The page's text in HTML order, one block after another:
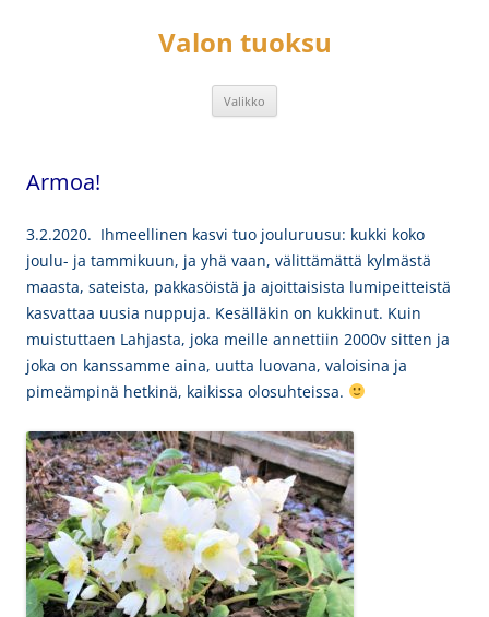
Valon tuoksu
Valikko
Armoa!
3.2.2020. Ihmeellinen kasvi tuo jouluruusu: kukki koko
joulu- ja tammikuun, ja yhä vaan, välittämättä kylmästä
maasta, sateista, pakkasöistä ja ajoittaisista lumipeitteistä
kasvattaa uusia nuppuja. Kesälläkin on kukkinut. Kuin
muistuttaen Lahjasta, joka meille annettiin 2000v sitten ja
joka on kanssamme aina, uutta luovana, valoisina ja
pimeämpinä hetkinä, kaikissa olosuhteissa.